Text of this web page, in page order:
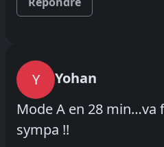
Y
Yohan
Mode A en 28
sympa !!